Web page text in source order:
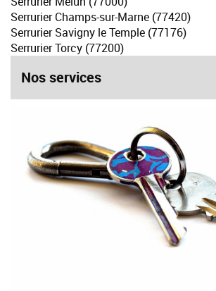
Serrurier Champs-sur-Marne (77420)
Serrurier Savigny le Temple (77176)
Serrurier Torcy (77200)
Nos services